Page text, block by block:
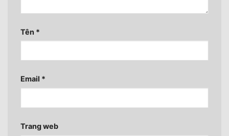
Tên *
Email *
Trang web